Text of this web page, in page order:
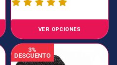
VER OPCIONES
3%
DESCUENTO